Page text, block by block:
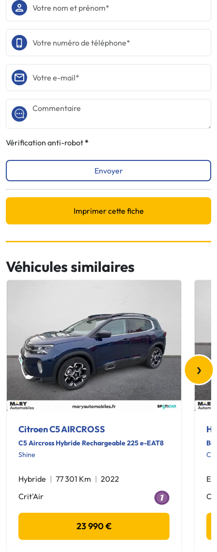
Vérification anti-robot
Envoyer
Imprimer cette fiche
Véhicules similaires
Citroen C5 AIRCROSS
C5 Aircross Hybride Rechargeable 225 e-EAT8
Shine
Hybride 77 301 Km
2022
Crit'Air
23 990 €
›